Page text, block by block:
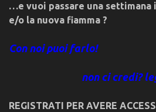
…e vuoi passare una settimana
e/o la nuova fiamma ?
Con noi puoi farlo!
non ci credi?
REGISTRATI PER AVERE